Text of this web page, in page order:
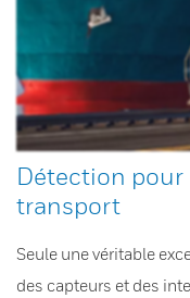
Détection pour
transport
Seule une véritable
des capteurs et des